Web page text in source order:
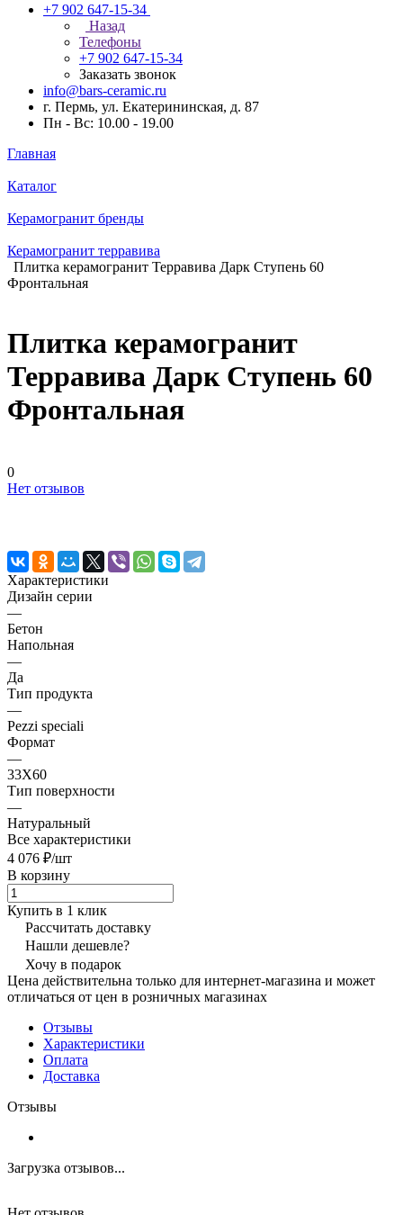
+7 902 647-15-34
Назад
Телефоны
+7 902 647-15-34
Заказать звонок
info@bars-ceramic.ru
г. Пермь, ул. Екатерининская, д. 87
Пн - Вс: 10.00 - 19.00
Главная
Каталог
Керамогранит бренды
Керамогранит терравива
Плитка керамогранит Терравива Дарк Ступень 60
Фронтальная
Плитка керамогранит
Терравива Дарк Ступень 60
Фронтальная
0
Нет отзывов
Характеристики
Дизайн серии
—
Бетон
Напольная
—
Да
Тип продукта
—
Pezzi speciali
Формат
—
33X60
Тип поверхности
—
Натуральный
Все характеристики
4 076 ₽/шт
В корзину
Купить в 1 клик
Рассчитать доставку
Нашли дешевле?
Хочу в подарок
Цена действительна только для интернет-магазина и может
отличаться от цен в розничных магазинах
Отзывы
Характеристики
Оплата
Доставка
Отзывы
Загрузка отзывов...